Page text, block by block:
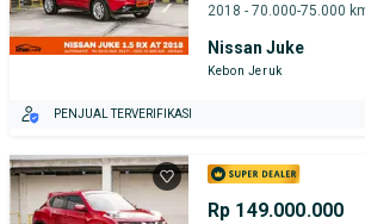
2018 - 70.000-75.000
Nissan Juke
Kebon Jeruk
PENJUAL TERVERIFIKASI
Rp 149.000.000